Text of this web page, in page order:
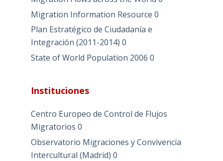
Migration Information Resource 0
Plan Estratégico de Ciudadanía e
Integración (2011-2014) 0
State of World Population 2006 0
Instituciones
Centro Europeo de Control de Flujos
Migratorios 0
Observatorio Migraciones y Convivencia
Intercultural (Madrid) 0